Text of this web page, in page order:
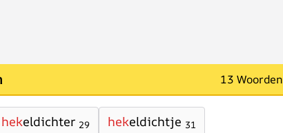
13 Woorden
hekeldichter 29 hekeldichtje 31